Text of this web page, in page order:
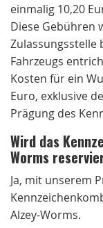
einmalig 10,20
Diese Gebühren
Zulassungsstelle
Fahrzeugs
Kosten für ein
Euro, exklusive
Prägung des
Wird das
Worms
Ja, mit unserem
Alzey-Worms.